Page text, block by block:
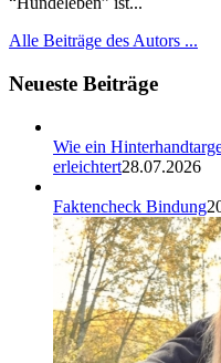
Alle Beiträge des Autors ...
Neueste Beiträge
Wie ein
erleichtert28.07.2026
Faktencheck Bindung